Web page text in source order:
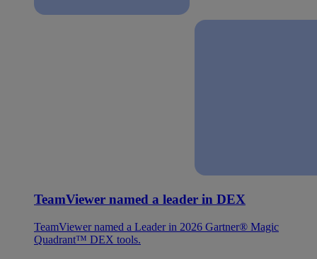
TeamViewer named a leader in DEX
TeamViewer named a Leader in 2026 Gartner® Magic
Quadrant™ DEX tools.